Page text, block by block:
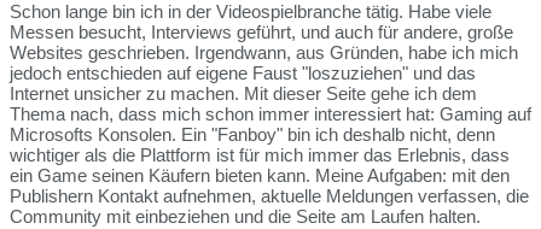
Schon lange bin ich in der Videospielbranche tätig. Habe viele
Messen besucht, Interviews geführt, und auch für andere, große
Websites geschrieben. Irgendwann, aus Gründen, habe ich mich
jedoch entschieden auf eigene Faust "loszuziehen" und das
Internet unsicher zu machen. Mit dieser Seite gehe ich dem
Thema nach, dass mich schon immer interessiert hat: Gaming auf
Microsofts Konsolen. Ein "Fanboy" bin ich deshalb nicht, denn
wichtiger als die Plattform ist für mich immer das Erlebnis, dass
ein Game seinen Käufern bieten kann. Meine Aufgaben: mit den
Publishern Kontakt aufnehmen, aktuelle Meldungen verfassen, die
Community mit einbeziehen und die Seite am Laufen halten.